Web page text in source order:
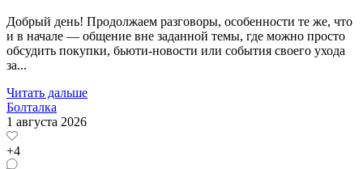
Добрый день! Продолжаем разговоры, особенности те же, что
и в начале — общение вне заданной темы, где можно просто
обсудить покупки, бьюти-новости или события своего ухода
за...
Читать дальше
Болталка
1 августа 2026
+4